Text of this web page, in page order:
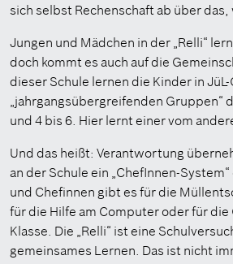
sich selbst Rechenschaft ab über das,
Jungen und Mädchen in der „Relli“
doch kommt es auch auf die
dieser Schule lernen die Kinder in
„jahrgangsübergreifenden Gruppen“
und 4 bis 6. Hier lernt einer vom
Und das heißt: Verantwortung
an der Schule ein „ChefInnen-
und Chefinnen gibt es für die
für die Hilfe am Computer oder für
Klasse. Die „Relli“ ist eine
gemeinsames Lernen. Das ist nicht